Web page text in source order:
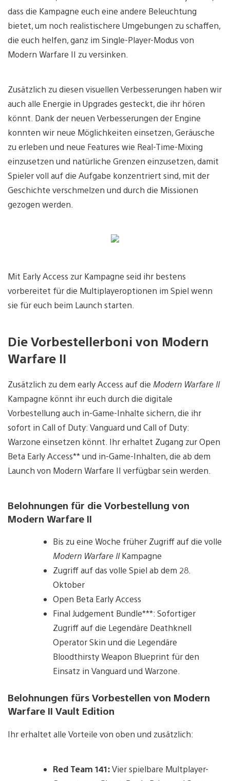
dass die Kampagne euch eine andere Beleuchtung
bietet, um noch realistischere Umgebungen zu schaffen,
die euch helfen, ganz im Single-Player-Modus von
Modern Warfare II zu versinken.
Zusätzlich zu diesen visuellen Verbesserungen haben wir
auch alle Energie in Upgrades gesteckt, die ihr hören
könnt. Dank der neuen Verbesserungen der Engine
konnten wir neue Möglichkeiten einsetzen, Geräusche
zu erleben und neue Features wie Real-Time-Mixing
einzusetzen und natürliche Grenzen einzusetzen, damit
Spieler voll auf die Aufgabe konzentriert sind, mit der
Geschichte verschmelzen und durch die Missionen
gezogen werden.
Mit Early Access zur Kampagne seid ihr bestens
vorbereitet für die Multiplayeroptionen im Spiel wenn
sie für euch beim Launch starten.
Die Vorbestellerboni von Modern
Warfare II
Zusätzlich zu dem early Access auf die Modern Warfare II
Kampagne könnt ihr euch durch die digitale
Vorbestellung auch in-Game-Inhalte sichern, die ihr
sofort in Call of Duty: Vanguard und Call of Duty:
Warzone einsetzen könnt. Ihr erhaltet Zugang zur Open
Beta Early Access** und in-Game-Inhalten, die ab dem
Launch von Modern Warfare II verfügbar sein werden.
Belohnungen für die Vorbestellung von
Modern Warfare II
Bis zu eine Woche früher Zugriff auf die volle
Modern Warfare IIKampagne
Zugriff auf das volle Spiel ab dem 28.
Oktober
Open Beta Early Access
Final Judgement Bundle***: Sofortiger
Zugriff auf die Legendäre Deathknell
Operator Skin und die Legendäre
Bloodthirsty Weapon Blueprint für den
Einsatz in Vanguard und Warzone.
Belohnungen fürs Vorbestellen von Modern
Warfare II Vault Edition
Ihr erhaltet alle Vorteile von oben und zusätzlich:
Red Team 141:Vier spielbare Multplayer-